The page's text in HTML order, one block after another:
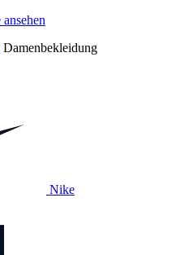
Damenbekleidung
Nike